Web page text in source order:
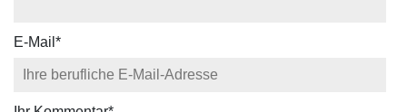
E-Mail *